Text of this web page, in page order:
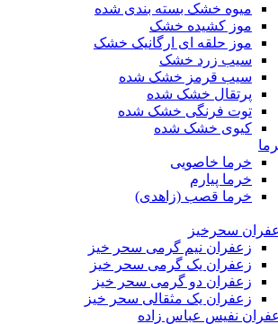
میوه خشک بسته بندی شده
موز کشیده خشک
موز حلقه ای ارگانیک خشک
سیب زرد خشک
سیب قرمز خشک شده
پرتقال خشک شده
توت فرنگی خشک شده
کیوی خشک شده
خرما خاصویی
خرما پیارم
خرما قصب (زاهدی)
سحرخیز
زعفران نیم گرمی سحر خیز
زعفران یک گرمی سحر خیز
زعفران دو گرمی سحر خیز
زعفران یک مثقالی سحر خیز
نفیس عباس زاده